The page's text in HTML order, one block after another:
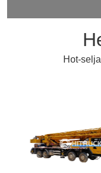
Hot-